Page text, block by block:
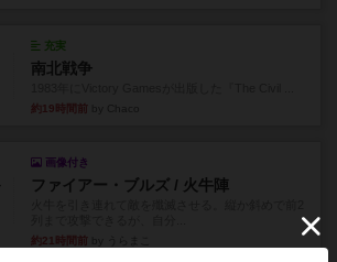
充実
南北戦争
約19時間前
画像付き
ファイアー・ブルズ / 火牛陣
約21時間前